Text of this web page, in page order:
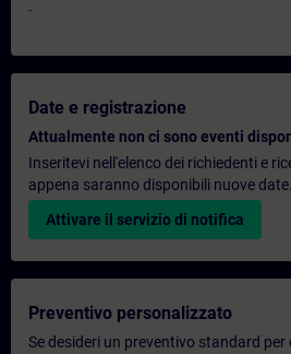
-
Date e registrazione
Attualmente non ci sono eventi
Inseritevi nell'elenco dei richiedenti e
appena saranno disponibili nuove date.
Attivare il servizio di notifica
Preventivo personalizzato
Se desideri un preventivo standard